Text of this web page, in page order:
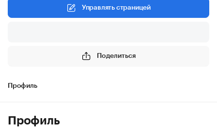
Управлять страницей
Поделиться
Профиль
Профиль